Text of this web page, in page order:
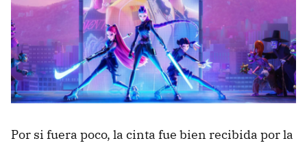
Por si fuera poco, la cinta fue bien recibida por la